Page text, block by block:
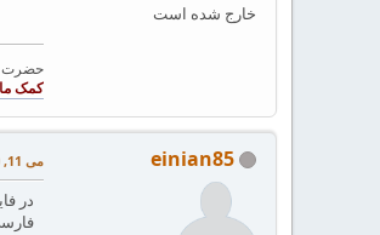
خارج شده است
حضرت
einian85 می 11, 2010, 09:46:14 قبل از ظهر
در